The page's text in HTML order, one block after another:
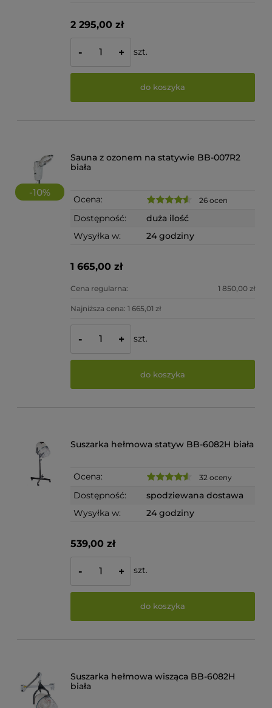
2 295,00 zł
- + szt.
do koszyka
-10%
Sauna z ozonem na statywie BB-007R2
biała
Ocena: 26 ocen
Dostępność:
duża ilość
Wysyłka w:
24 godziny
1 665,00 zł
Cena regularna: 1 850,00 zł
Najniższa cena:1 665,01 zł
- + szt.
do koszyka
Suszarka hełmowa statyw BB-6082H biała
Ocena: 32 oceny
Dostępność:
spodziewana dostawa
Wysyłka w:
24 godziny
539,00 zł
- + szt.
do koszyka
Suszarka hełmowa wisząca BB-6082H
biała